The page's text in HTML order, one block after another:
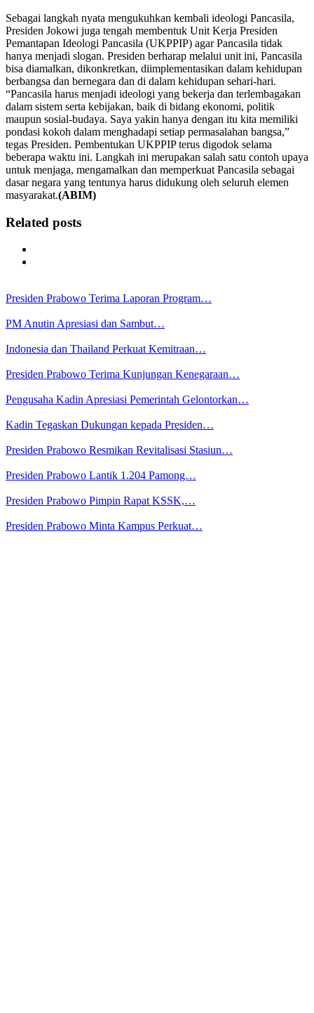
Sebagai langkah nyata mengukuhkan kembali ideologi Pancasila,
Presiden Jokowi juga tengah membentuk Unit Kerja Presiden
Pemantapan Ideologi Pancasila (UKPPIP) agar Pancasila tidak
hanya menjadi slogan. Presiden berharap melalui unit ini, Pancasila
bisa diamalkan, dikonkretkan, diimplementasikan dalam kehidupan
berbangsa dan bernegara dan di dalam kehidupan sehari-hari.
“Pancasila harus menjadi ideologi yang bekerja dan terlembagakan
dalam sistem serta kebijakan, baik di bidang ekonomi, politik
maupun sosial-budaya. Saya yakin hanya dengan itu kita memiliki
pondasi kokoh dalam menghadapi setiap permasalahan bangsa,”
tegas Presiden. Pembentukan UKPPIP terus digodok selama
beberapa waktu ini. Langkah ini merupakan salah satu contoh upaya
untuk menjaga, mengamalkan dan memperkuat Pancasila sebagai
dasar negara yang tentunya harus didukung oleh seluruh elemen
masyarakat.(ABIM)
Related posts
Presiden Prabowo Terima Laporan Program…
PM Anutin Apresiasi dan Sambut…
Indonesia dan Thailand Perkuat Kemitraan…
Presiden Prabowo Terima Kunjungan Kenegaraan…
Pengusaha Kadin Apresiasi Pemerintah Gelontorkan…
Kadin Tegaskan Dukungan kepada Presiden…
Presiden Prabowo Resmikan Revitalisasi Stasiun…
Presiden Prabowo Lantik 1.204 Pamong…
Presiden Prabowo Pimpin Rapat KSSK,…
Presiden Prabowo Minta Kampus Perkuat…